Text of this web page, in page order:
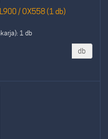
/ OX558 (1 db)
1 db
db